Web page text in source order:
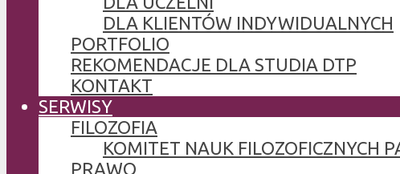
DLA KLIENTÓW INDYWIDUALNYCH
PORTFOLIO
REKOMENDACJE DLA STUDIA DTP
KONTAKT
SERWISY
FILOZOFIA
KOMITET NAUK FILOZOFICZNYCH
PRAWO